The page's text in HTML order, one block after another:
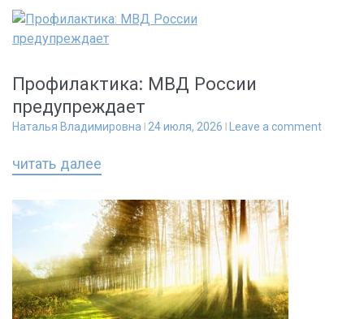
Профилактика: МВД России
предупреждает
Наталья Владимировна 24 июля, 2026 Leave a comment
читать далее